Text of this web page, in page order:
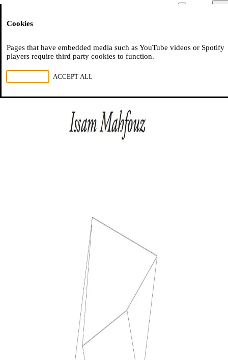
Cookies
Pages that have embedded media such as YouTube videos or Spotify
players require third party cookies to function.
ACCEPT ALL